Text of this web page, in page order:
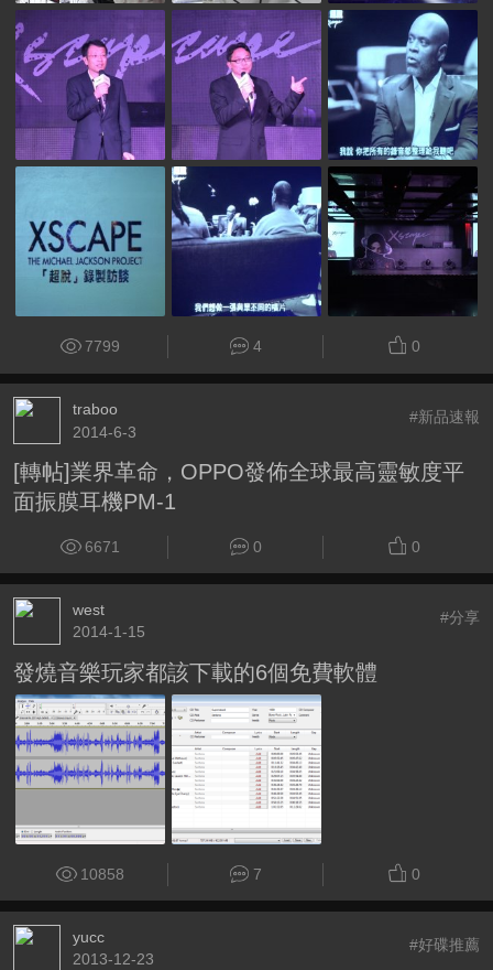
7799 4 0
traboo
2014-6-3
#新品速報
[轉帖]業界革命，OPPO發佈全球最高靈敏度平
面振膜耳機PM-1
6671 0 0
west
2014-1-15
#分享
發燒音樂玩家都該下載的6個免費軟體
10858 7 0
yucc
2013-12-23
#好碟推薦